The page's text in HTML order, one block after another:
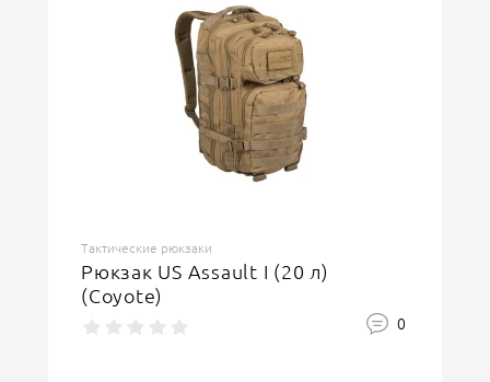
Тактические рюкзаки
Рюкзак US Assault I (20 л)
(Coyote)
0